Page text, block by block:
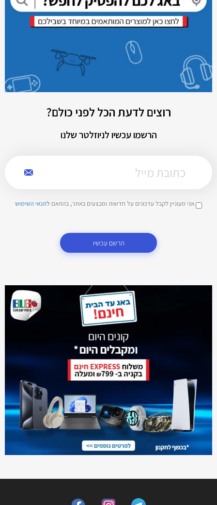
רוצים לדעת הכל לפני כולם?
הרשמו עכשיו לניוזלטר שלנו
אני מעוניין לקבל עדכונים על חדשות ומבצעים באתר, בהתאם לתנאי השימוש
הרשם עכשיו